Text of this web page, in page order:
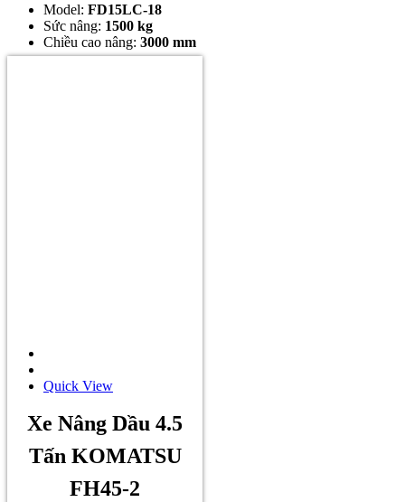
Model: FD15LC-18
Sức nâng: 1500 kg
Chiều cao nâng: 3000 mm
Quick View
Xe Nâng Dầu 4.5
Tấn KOMATSU
FH45-2